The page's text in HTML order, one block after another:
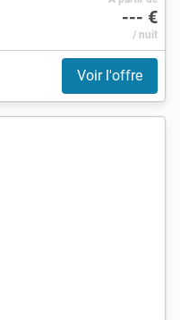
--- €
/ nuit
Voir l'offre